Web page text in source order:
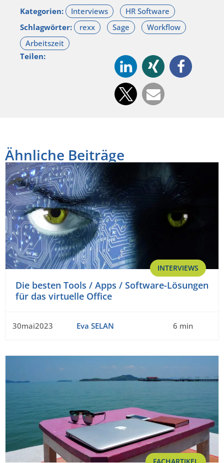
Kategorien:
Schlagwörter:
Teilen:
Ähnliche Beiträge
INTERVIEWS
Die besten Tools / Apps / Software-Lösungen
für das virtuelle Office
30mai2023 Eva SELAN 6 min